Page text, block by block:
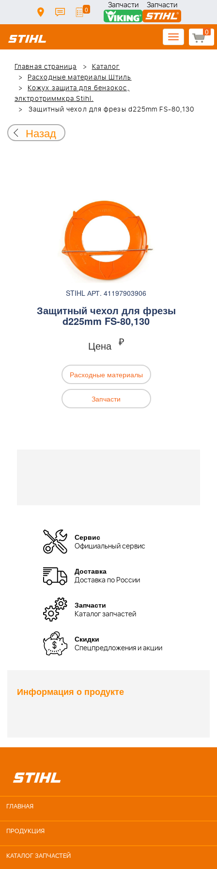
0 Запчасти Запчасти
0
Toggle
navigation
Главная страница
Каталог
Расходные материалы Штиль
Кожух защита для бензокос,
элктротриммкра.Stihl.
Защитный чехол для фрезы d225mm FS-80,130
Назад
STIHL АРТ. 41197903906
Защитный чехол для фрезы
d225mm FS-80,130
Цена ₽
Расходные материалы
Запчасти
Сервис
Официальный сервис
Доставка
Доставка по России
Запчасти
Каталог запчастей
Скидки
Спецпредложения и акции
Информация о продукте
ГЛАВНАЯ
ПРОДУКЦИЯ
КАТАЛОГ ЗАПЧАСТЕЙ